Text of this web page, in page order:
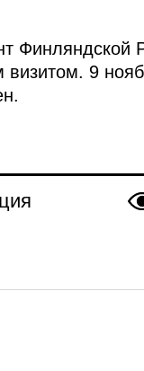
Финляндской
визитом. 9